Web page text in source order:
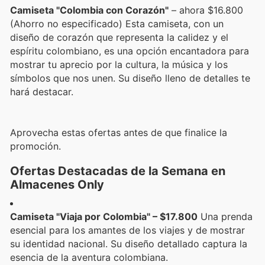
Camiseta "Colombia con Corazón" – ahora $16.800
(Ahorro no especificado) Esta camiseta, con un
diseño de corazón que representa la calidez y el
espíritu colombiano, es una opción encantadora para
mostrar tu aprecio por la cultura, la música y los
símbolos que nos unen. Su diseño lleno de detalles te
hará destacar.
Aprovecha estas ofertas antes de que finalice la
promoción.
Ofertas Destacadas de la Semana en
Almacenes Only
Camiseta "Viaja por Colombia" – $17.800 Una prenda
esencial para los amantes de los viajes y de mostrar
su identidad nacional. Su diseño detallado captura la
esencia de la aventura colombiana.